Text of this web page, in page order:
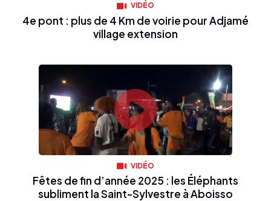
VIDÉO
4e pont : plus de 4 Km de voirie pour Adjamé
village extension
VIDÉO
Fêtes de fin d’année 2025 : les Éléphants
subliment la Saint-Sylvestre à Aboisso